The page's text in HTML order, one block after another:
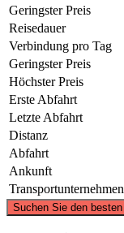
Geringster Preis
Reisedauer
Verbindung pro Tag
Geringster Preis
Höchster Preis
Erste Abfahrt
Letzte Abfahrt
Distanz
Abfahrt
Ankunft
Transportunternehmen
Suchen Sie den